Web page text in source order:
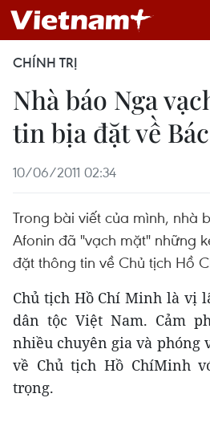
CHÍNH TRỊ
Nhà báo Nga
tin bịa đặt về
10/06/2011 02:34
Trong bài viết của mình, nhà
Afonin đã "vạch mặt" những
đặt thông tin về Chủ tịch Hồ
Chủ tịch Hồ Chí Minh là vị
dân tộc Việt Nam. Cảm
nhiều chuyên gia và phóng
về Chủ tịch Hồ ChíMinh
trọng.